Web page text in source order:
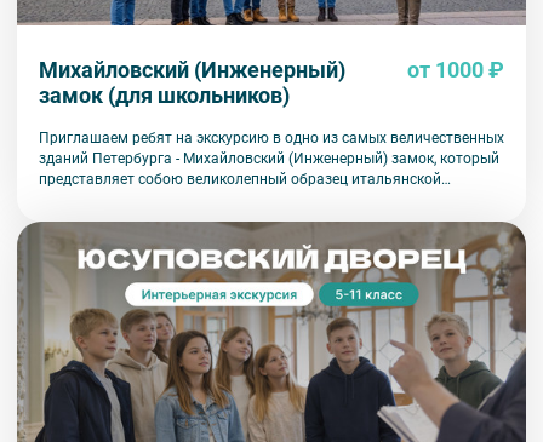
Михайловский (Инженерный)
замок (для школьников)
от 1000 ₽
Приглашаем ребят на экскурсию в одно из самых величественных
зданий Петербурга - Михайловский (Инженерный) замок, который
представляет собою великолепный образец итальянской
изяществом особняка, и услышат множество интересных историй
и тайн, которые и поныне хранит этот замок.